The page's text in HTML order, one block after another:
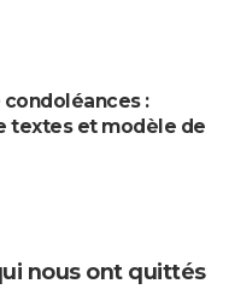
:
textes et modèle de
nous ont quittés